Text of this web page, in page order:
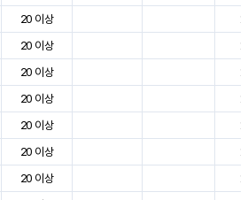
20 이상
20 이상
20 이상
20 이상
20 이상
20 이상
20 이상